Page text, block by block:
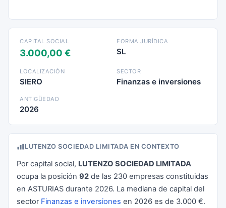
CAPITAL SOCIAL
3.000,00 €
FORMA JURÍDICA
SL
LOCALIZACIÓN
SIERO
SECTOR
Finanzas e inversiones
ANTIGÜEDAD
2026
LUTENZO SOCIEDAD LIMITADA EN CONTEXTO
Por capital social, LUTENZO SOCIEDAD LIMITADA
ocupa la posición 92 de las 230 empresas constituidas
en ASTURIAS durante 2026. La mediana de capital del
sector Finanzas e inversiones en 2026 es de 3.000 €.